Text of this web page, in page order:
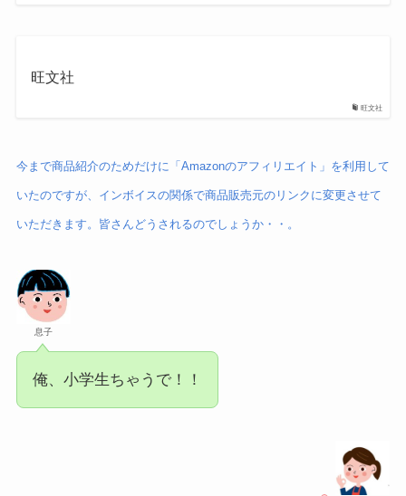
旺文社
旺文社
今まで商品紹介のためだけに「Amazonのアフィリエイト」を利用して
いたのですが、インボイスの関係で商品販売元のリンクに変更させて
いただきます。皆さんどうされるのでしょうか・・。
息子
俺、小学生ちゃうで！！